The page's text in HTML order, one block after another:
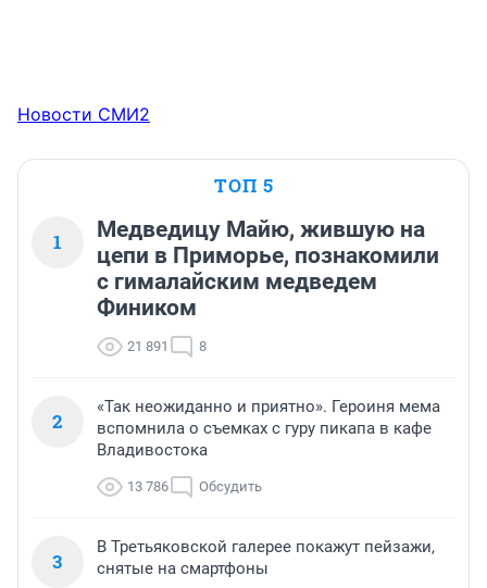
Новости СМИ2
ТОП 5
1
Медведицу Майю, жившую на
цепи в Приморье, познакомили
с гималайским медведем
Фиником
21 891 8
2
«Так неожиданно и приятно». Героиня мема
вспомнила о съемках с гуру пикапа в кафе
Владивостока
13 786 Обсудить
3
В Третьяковской галерее покажут пейзажи,
снятые на смартфоны